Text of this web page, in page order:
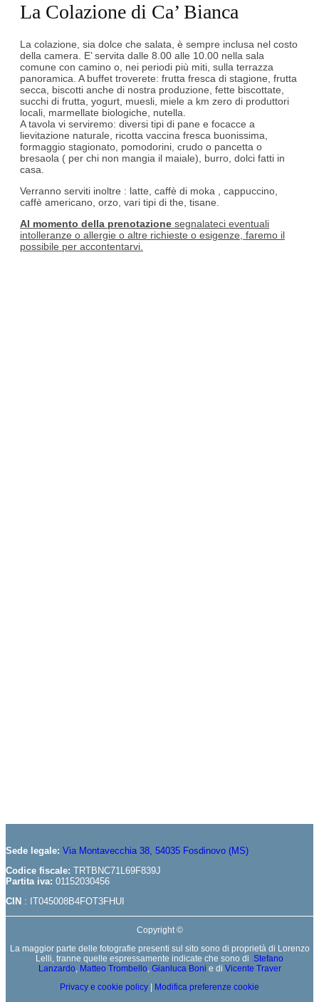
La Colazione di Ca’ Bianca
La colazione, sia dolce che salata, è sempre inclusa nel costo
della camera. E’ servita dalle 8.00 alle 10.00 nella sala
comune con camino o, nei periodi più miti, sulla terrazza
panoramica. A buffet troverete: frutta fresca di stagione, frutta
secca, biscotti anche di nostra produzione, fette biscottate,
succhi di frutta, yogurt, muesli, miele a km zero di produttori
locali, marmellate biologiche, nutella.
A tavola vi serviremo: diversi tipi di pane e focacce a
lievitazione naturale, ricotta vaccina fresca buonissima,
formaggio stagionato, pomodorini, crudo o pancetta o
bresaola ( per chi non mangia il maiale), burro, dolci fatti in
casa.
Verranno serviti inoltre : latte, caffè di moka , cappuccino,
caffè americano, orzo, vari tipi di the, tisane.
Al momento della prenotazione segnalateci eventuali
intolleranze o allergie o altre richieste o esigenze, faremo il
possibile per accontentarvi.
Sede legale: Via Montavecchia 38, 54035 Fosdinovo (MS)
Codice fiscale: TRTBNC71L69F839J
Partita iva: 01152030456
CIN : IT045008B4FOT3FHUI
Copyright ©
La maggior parte delle fotografie presenti sul sito sono di proprietà di Lorenzo
Lelli, tranne quelle espressamente indicate che sono di Stefano
Lanzardo, Matteo Trombello, Gianluca Boni e di Vicente Traver
Privacy e cookie policy
Modifica preferenze cookie